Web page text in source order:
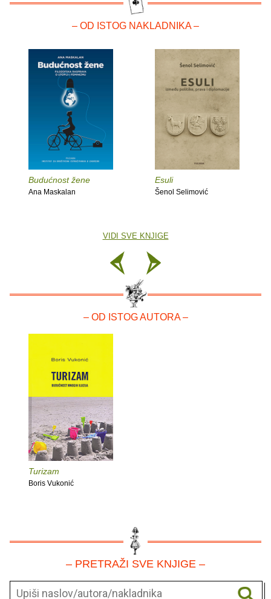
– OD ISTOG NAKLADNIKA –
Budućnost žene
Ana Maskalan
Esuli
Šenol Selimović
VIDI SVE KNJIGE
– OD ISTOG AUTORA –
Turizam
Boris Vukonić
– PRETRAŽI SVE KNJIGE –